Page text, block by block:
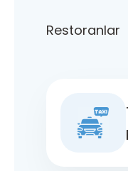
Restoranlar